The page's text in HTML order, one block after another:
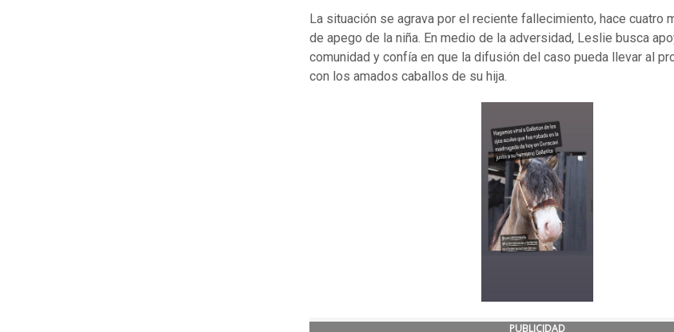
La situación se agrava por el reciente fallecimiento, hace cuatro
de apego de la niña. En medio de la adversidad, Leslie busca
comunidad y confía en que la difusión del caso pueda llevar al
con los amados caballos de su hija.
PUBLICIDAD